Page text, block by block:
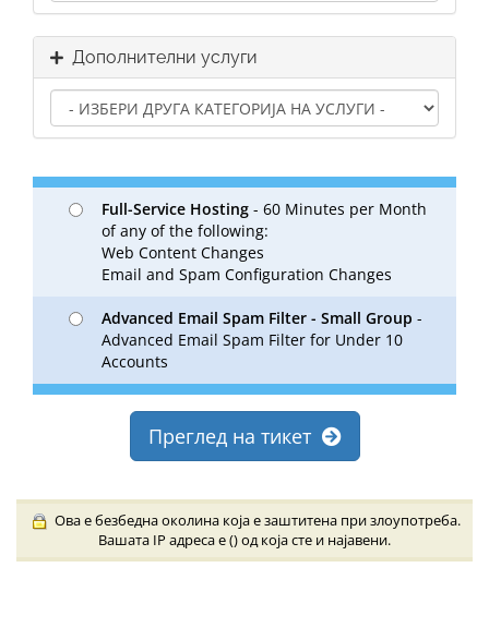
Дополнителни услуги
Full-Service Hosting - 60 Minutes per Month
of any of the following:
Web Content Changes
Email and Spam Configuration Changes
Advanced Email Spam Filter - Small Group -
Advanced Email Spam Filter for Under 10
Accounts
Преглед на тикет
Ова е безбедна околина која е заштитена при злоупотреба.
Вашата IP адреса е () од која сте и најавени.